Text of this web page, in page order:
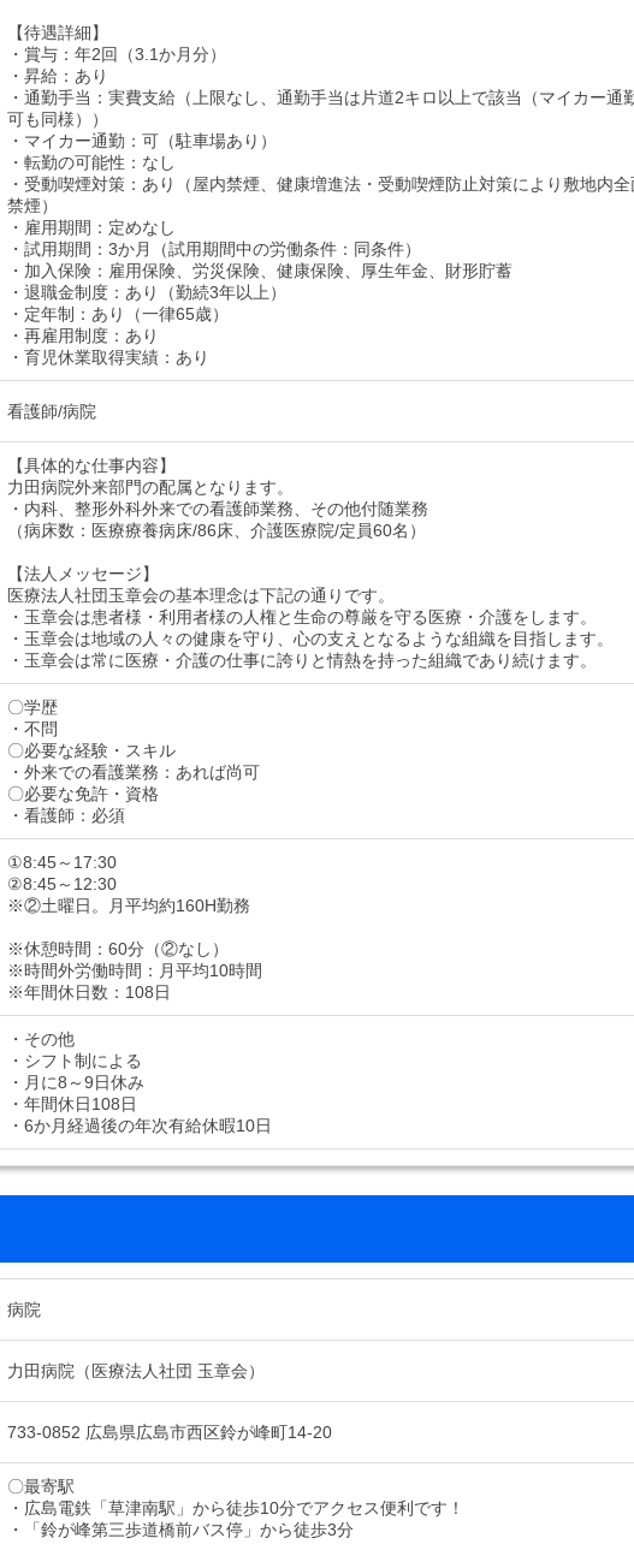
【待遇詳細】
・賞与：年2回（3.1か月分）
・昇給：あり
・通勤手当：実費支給（上限なし、通勤手当は片道2キロ以上で該当（マイカー通
可も同様））
・マイカー通勤：可（駐車場あり）
・転勤の可能性：なし
・受動喫煙対策：あり（屋内禁煙、健康増進法・受動喫煙防止対策により敷地内全
禁煙）
・雇用期間：定めなし
・試用期間：3か月（試用期間中の労働条件：同条件）
・加入保険：雇用保険、労災保険、健康保険、厚生年金、財形貯蓄
・退職金制度：あり（勤続3年以上）
・定年制：あり（一律65歳）
・再雇用制度：あり
・育児休業取得実績：あり
看護師/病院
【具体的な仕事内容】
力田病院外来部門の配属となります。
・内科、整形外科外来での看護師業務、その他付随業務
（病床数：医療療養病床/86床、介護医療院/定員60名）
【法人メッセージ】
医療法人社団玉章会の基本理念は下記の通りです。
・玉章会は患者様・利用者様の人権と生命の尊厳を守る医療・介護をします。
・玉章会は地域の人々の健康を守り、心の支えとなるような組織を目指します。
・玉章会は常に医療・介護の仕事に誇りと情熱を持った組織であり続けます。
〇学歴
・不問
〇必要な経験・スキル
・外来での看護業務：あれば尚可
〇必要な免許・資格
・看護師：必須
①8:45～17:30
②8:45～12:30
※②土曜日。月平均約160H勤務
※休憩時間：60分（②なし）
※時間外労働時間：月平均10時間
※年間休日数：108日
・その他
・シフト制による
・月に8～9日休み
・年間休日108日
・6か月経過後の年次有給休暇10日
病院
力田病院（医療法人社団 玉章会）
733-0852 広島県広島市西区鈴が峰町14-20
〇最寄駅
・広島電鉄「草津南駅」から徒歩10分でアクセス便利です！
・「鈴が峰第三歩道橋前バス停」から徒歩3分